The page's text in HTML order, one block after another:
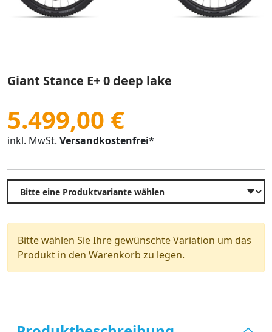
Giant Stance E+ 0 deep lake
5.499,00 €
inkl. MwSt. Versandkostenfrei*
Bitte wählen Sie Ihre gewünschte Variation um das
Produkt in den Warenkorb zu legen.